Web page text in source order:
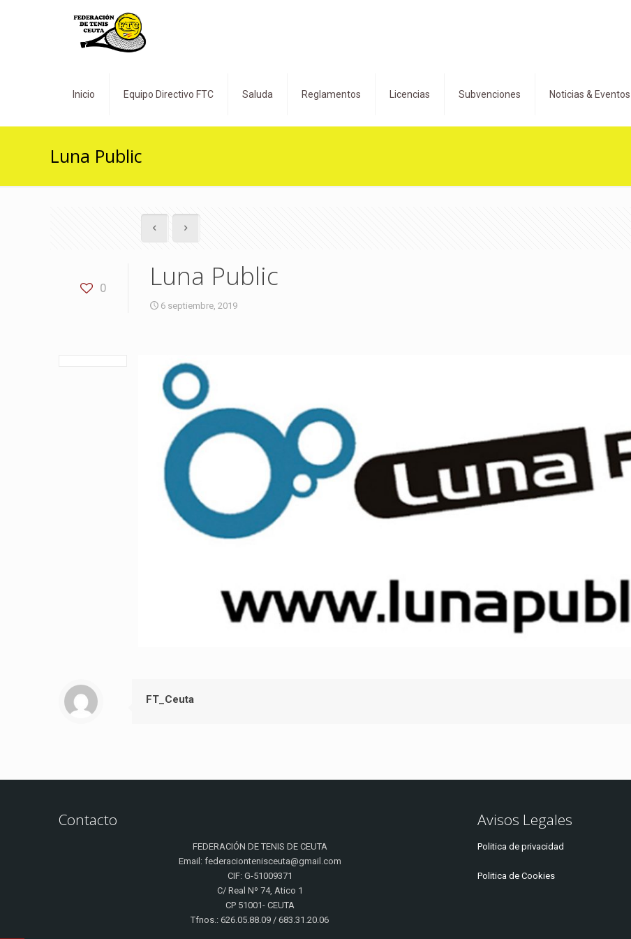
Inicio Equipo Directivo FTC Saluda Reglamentos Licencias Subvenciones Noticias & Eventos
Luna Public
0 Luna Public
6 septiembre, 2019
FT_Ceuta
Contacto
FEDERACIÓN DE TENIS DE CEUTA
Email: federaciontenisceuta@gmail.com
CIF: G-51009371
C/ Real Nº 74, Atico 1
CP 51001- CEUTA
Tfnos.: 626.05.88.09 / 683.31.20.06
Avisos Legales
Politica de privacidad
Politica de Cookies